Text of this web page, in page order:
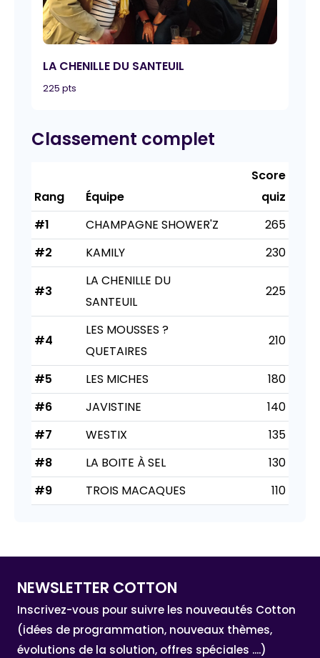
LA CHENILLE DU SANTEUIL
225 pts
Classement complet
Rang Équipe
Score
quiz
#1
CHAMPAGNE SHOWER'Z
265
#2
KAMILY 230
#3
LA CHENILLE DU
SANTEUIL
225
#4
LES MOUSSES ?
QUETAIRES
210
#5 LES MICHES
180
#6
JAVISTINE
140
#7
WESTIX
135
#8
LA BOITE À SEL
130
#9
TROIS MACAQUES 110
NEWSLETTER COTTON
Inscrivez-vous pour suivre les nouveautés Cotton
(idées de programmation, nouveaux thèmes,
évolutions de la solution, offres spéciales ....)